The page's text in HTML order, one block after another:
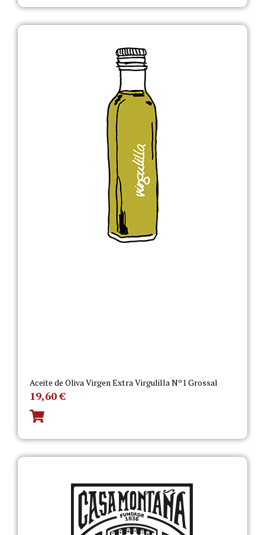
Aceite de Oliva Virgen Extra Virgulilla Nº1 Grossal
19,60€